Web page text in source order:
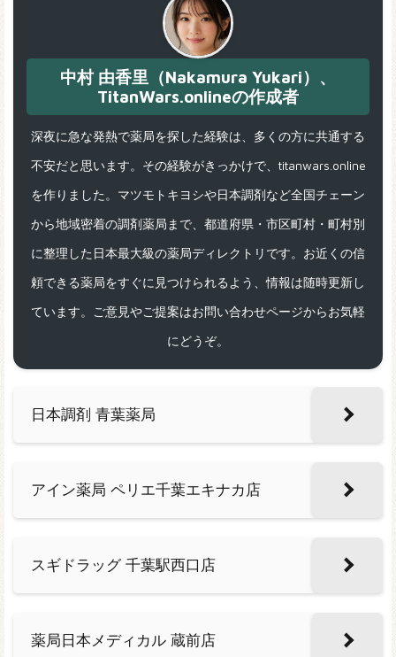
中村 由香里（Nakamura Yukari）、
TitanWars.onlineの作成者
深夜に急な発熱で薬局を探した経験は、多くの方に共通する
不安だと思います。その経験がきっかけで、titanwars.online
を作りました。マツモトキヨシや日本調剤など全国チェーン
から地域密着の調剤薬局まで、都道府県・市区町村・町村別
に整理した日本最大級の薬局ディレクトリです。お近くの信
頼できる薬局をすぐに見つけられるよう、情報は随時更新し
ています。ご意見やご提案はお問い合わせページからお気軽
にどうぞ。
日本調剤 青葉薬局
アイン薬局 ペリエ千葉エキナカ店
スギドラッグ 千葉駅西口店
薬局日本メディカル 蔵前店